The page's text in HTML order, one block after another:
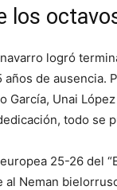
los
logró
años de ausencia.
García, Unai
todo se
25-26 del
al Neman